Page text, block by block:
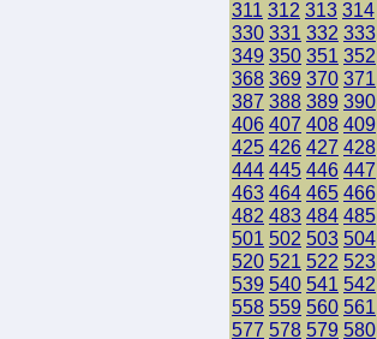
311 312 313 314
330 331 332 333
349 350 351 352
368 369 370 371
387 388 389 390
406 407 408 409
425 426 427 428
444 445 446 447
463 464 465 466
482 483 484 485
501 502 503 504
520 521 522 523
539 540 541 542
558 559 560 561
577 578 579 580